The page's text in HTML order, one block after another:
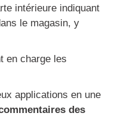
intérieure indiquant
le magasin, y
en charge les
applications en une
des